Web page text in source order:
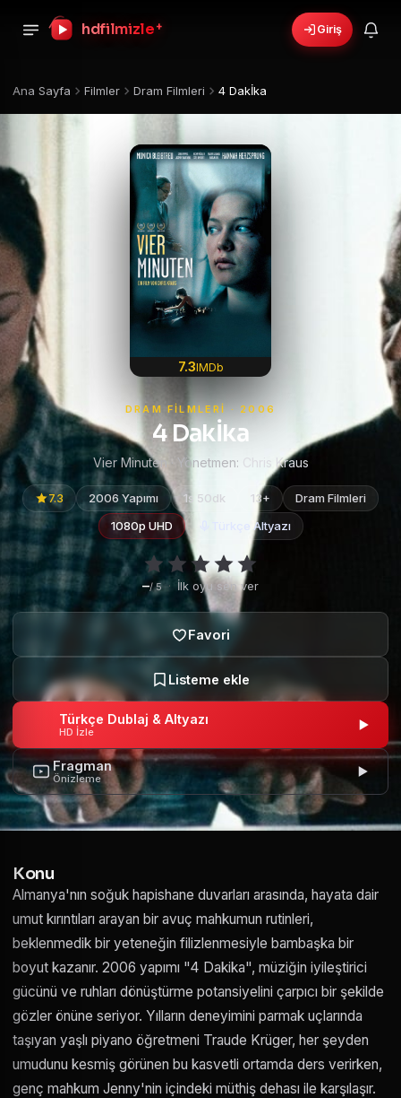
hdfilmizle+ Giriş
Ana Sayfa Filmler Dram Filmleri 4 Dakİka
7.3IMDb
DRAM FILMLERI · 2006
4 Dakİka
Vier Minuten · Yönetmen: Chris Kraus
7.3 2006 Yapımı 1s 50dk 13+
Dram Filmleri
1080p UHD
Türkçe Altyazı
–/ 5 · İlk oyu sen ver
Türkçe Dublaj & Altyazı
HD İzle
Fragman
Önizleme
Konu
Almanya'nın soğuk hapishane duvarları arasında, hayata dair
umut kırıntıları arayan bir avuç mahkumun rutinleri,
beklenmedik bir yeteneğin filizlenmesiyle bambaşka bir
boyut kazanır. 2006 yapımı "4 Dakika", müziğin iyileştirici
gücünü ve ruhları dönüştürme potansiyelini çarpıcı bir şekilde
gözler önüne seriyor. Yılların deneyimini parmak uçlarında
taşıyan yaşlı piyano öğretmeni Traude Krüger, her şeyden
umudunu kesmiş görünen bu kasvetli ortamda ders verirken,
genç mahkum Jenny'nin içindeki müthiş dehası ile karşılaşır.